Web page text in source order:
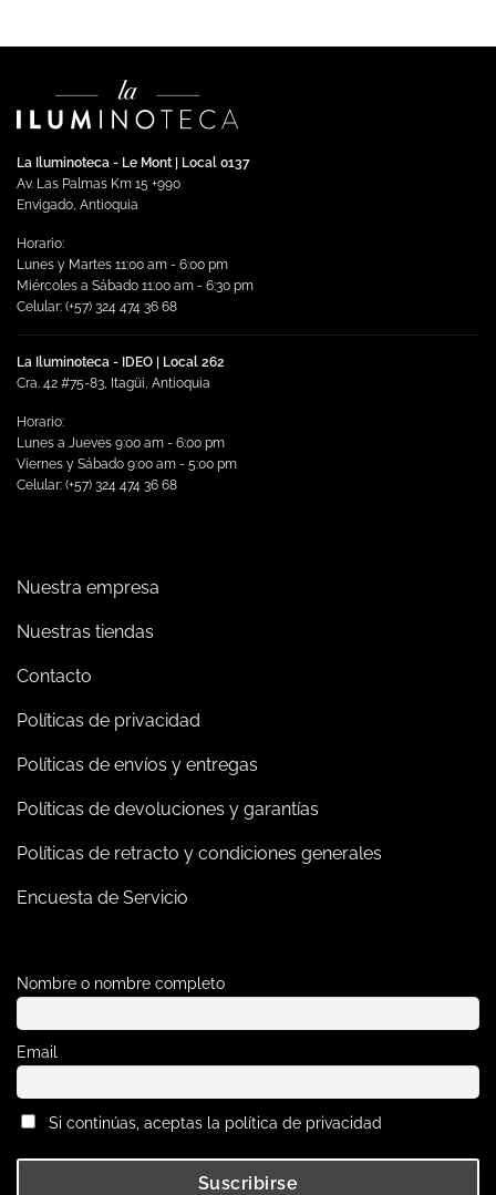
La Iluminoteca - Le Mont | Local 0137
Av. Las Palmas Km 15 +990
Envigado, Antioquia
Horario:
Lunes y Martes 11:00 am - 6:00 pm
Miércoles a Sábado 11:00 am - 6:30 pm
Celular: (+57) 324 474 36 68
La Iluminoteca - IDEO | Local 262
Cra. 42 #75-83, Itagüi, Antioquia
Horario:
Lunes a Jueves 9:00 am - 6:00 pm
Viernes y Sábado 9:00 am - 5:00 pm
Celular: (+57) 324 474 36 68
Nuestra empresa
Nuestras tiendas
Contacto
Políticas de privacidad
Políticas de envíos y entregas
Políticas de devoluciones y garantías
Políticas de retracto y condiciones generales
Encuesta de Servicio
Nombre o nombre completo
Email
Si continúas, aceptas la política de privacidad